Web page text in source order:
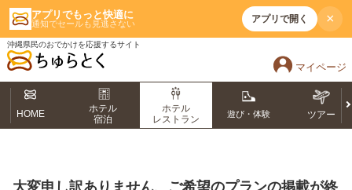
アプリでもっと快適に
通知でセールも見逃さない アプリで開く ×
沖縄県民のおでかけを応援するサイト
マイページ
HOME
ホテル
宿泊
ホテル
レストラン
遊び・体験 ツアー
大変申し訳ありません、ご希望のプランの掲載が終